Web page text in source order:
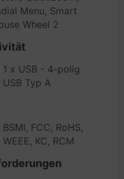
Menu, Smart
Wheel 2
1 x USB - 4-polig
USB Typ A
BSMI, FCC, RoHS,
WEEE, KC, RCM